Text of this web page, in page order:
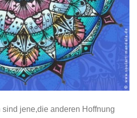
jene,die anderen Hoffnung